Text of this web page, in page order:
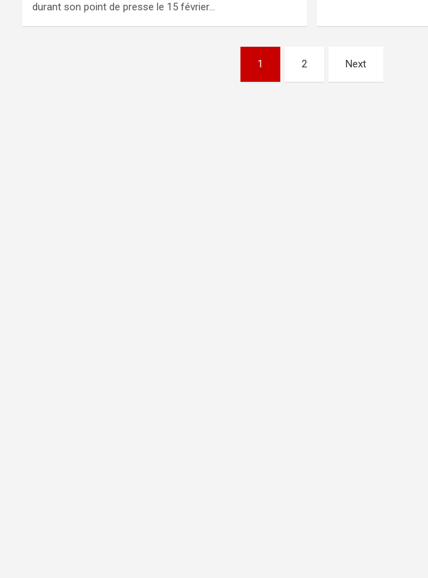
durant son point de presse le 15 février…
1 2 Next